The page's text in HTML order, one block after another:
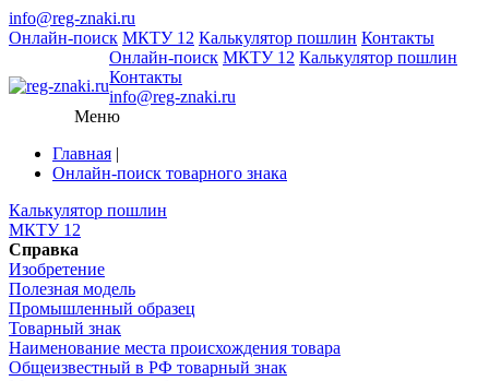
info@reg-znaki.ru
Онлайн-поиск МКТУ 12 Калькулятор пошлин Контакты
Онлайн-поиск МКТУ 12 Калькулятор пошлин
Контакты
info@reg-znaki.ru
Меню
Главная |
Онлайн-поиск товарного знака
Калькулятор пошлин
МКТУ 12
Справка
Изобретение
Полезная модель
Промышленный образец
Товарный знак
Наименование места происхождения товара
Общеизвестный в РФ товарный знак